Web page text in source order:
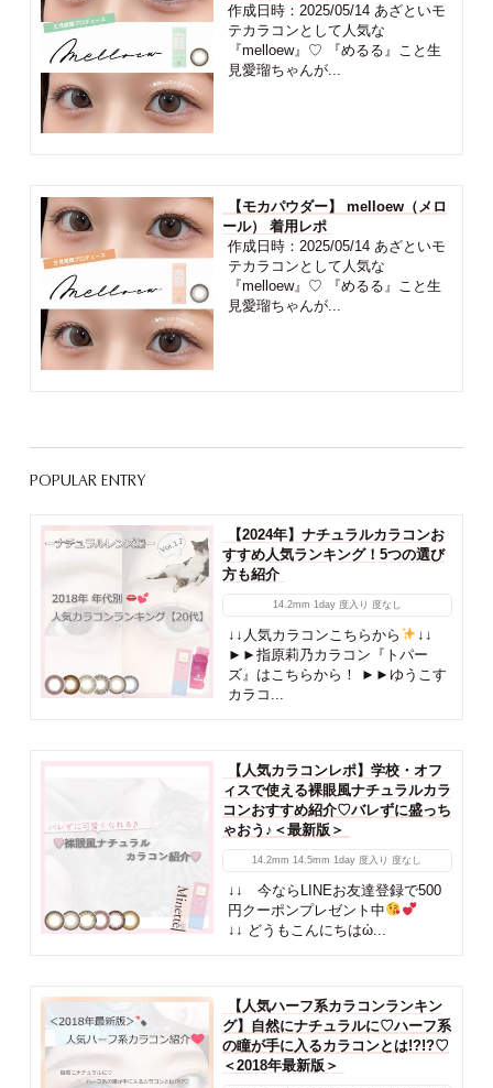
作成日時：2025/05/14 あざといモ
テカラコンとして人気な
『melloew』♡ 『めるる』こと生
見愛瑠ちゃんが...
【モカパウダー】 melloew（メロ
ール） 着用レポ
作成日時：2025/05/14 あざといモ
テカラコンとして人気な
『melloew』♡ 『めるる』こと生
見愛瑠ちゃんが...
POPULAR ENTRY
【2024年】ナチュラルカラコンお
すすめ人気ランキング！5つの選び
方も紹介
14.2mm 1day 度入り 度なし
↓↓人気カラコンこちらから
↓↓
►►指原莉乃カラコン『トパー
ズ』はこちらから！ ►►ゆうこす
カラコ...
【人気カラコンレポ】学校・オフ
ィスで使える裸眼風ナチュラルカラ
コンおすすめ紹介♡バレずに盛っち
ゃおう♪＜最新版＞
14.2mm 14.5mm 1day 度入り 度なし
↓↓ 今ならLINEお友達登録で500
円クーポンプレゼント中
↓↓ どうもこんにちはὠ...
【人気ハーフ系カラコンランキン
グ】自然にナチュラルに♡ハーフ系
の瞳が手に入るカラコンとは!?!?♡
＜2018年最新版＞